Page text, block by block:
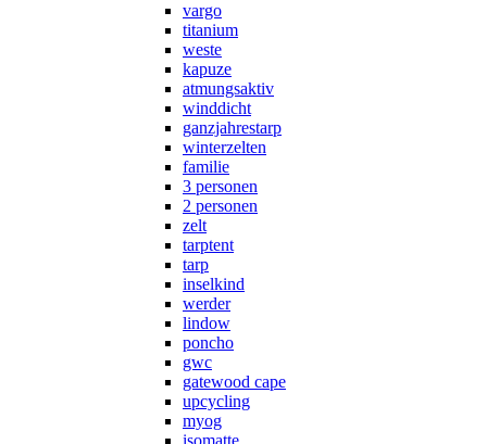
vargo
titanium
weste
kapuze
atmungsaktiv
winddicht
ganzjahrestarp
winterzelten
familie
3 personen
2 personen
zelt
tarptent
tarp
inselkind
werder
lindow
poncho
gwc
gatewood cape
upcycling
myog